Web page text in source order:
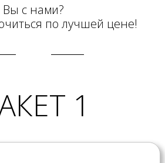
Вы с нами?
по лучшей цене!
1